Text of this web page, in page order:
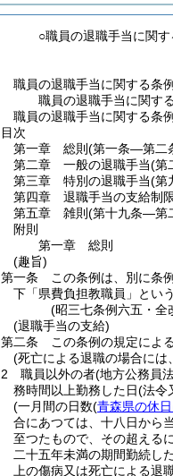
○職員の退職手当に関す
職員の退職手当に関する条
職員の退職手当に関す
職員の退職手当に関する条
目次
第一章
総則 (第一条―第二
第二章
一般の退職手当(第
第三章
特別の退職手当(第
第四章
退職手当の支給制
第五章
雑則 (第十九条―第
附則
第一章
総則
(趣旨)
第一条
この条例は、別に条
下「県費負担教職員」とい
(昭三七条例六五・全
(退職手当の支給)
第二条
この条例の規定によ
(死亡による退職の場合には
2
職員以外の者(地方公務員
務時間以上勤務した日(法令
(一月間の日数(青森県の休
合にあつては、十八日から
至つたもので、その超える
二十五年未満の期間勤続し
上の傷病又は死亡による